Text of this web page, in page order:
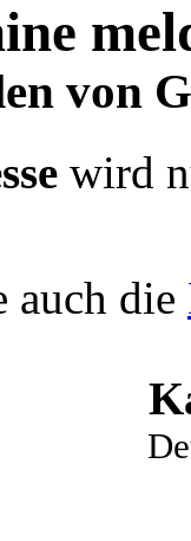
von
wird
auch die